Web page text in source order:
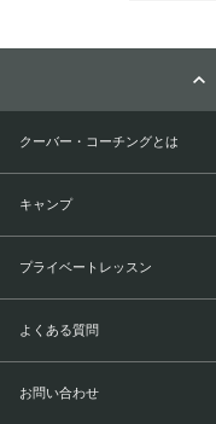
クーバー・コーチングとは
キャンプ
プライベートレッスン
よくある質問
お問い合わせ